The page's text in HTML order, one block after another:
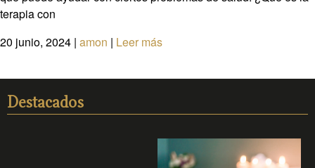
terapia con
20 junio, 2024 | amon | Leer más
Destacados